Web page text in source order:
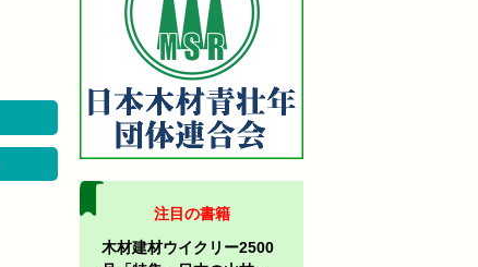
注目の書籍
木材建材ウイクリー2500